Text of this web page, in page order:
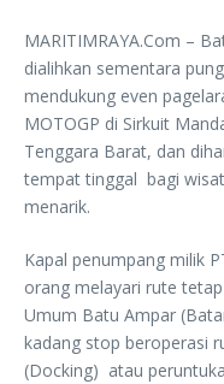
MARITIMRAYA.Com –
dialihkan sementara
mendukung even
MOTOGP di Sirkuit
Tenggara Barat, dan
tempat tinggal bagi
menarik.
Kapal penumpang milik
orang melayari rute
Umum Batu Ampar
kadang stop beroperasi
(Docking) atau